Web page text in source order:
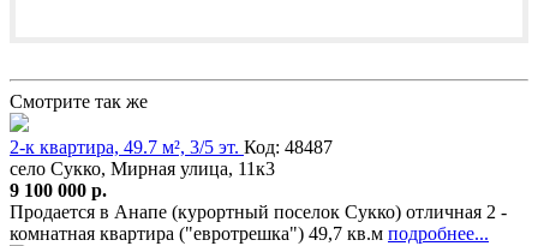
Смотрите так же
2-к квартира, 49.7 м², 3/5 эт. Код: 48487
село Сукко, Мирная улица, 11к3
9 100 000 р.
Продается в Анапе (курортный поселок Сукко) отличная 2 -
комнатная квартира ("евротрешка") 49,7 кв.м подробнее...